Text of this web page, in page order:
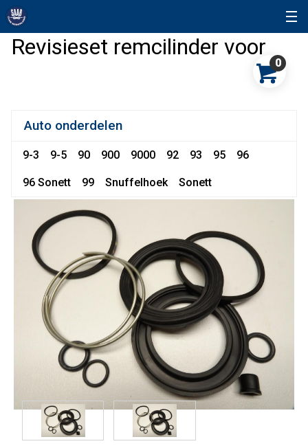
Revisieset remcilinder voor
0
Auto onderdelen
9-3 9-5 90 900 9000 92 93 95 96
96 Sonett 99 Snuffelhoek Sonett